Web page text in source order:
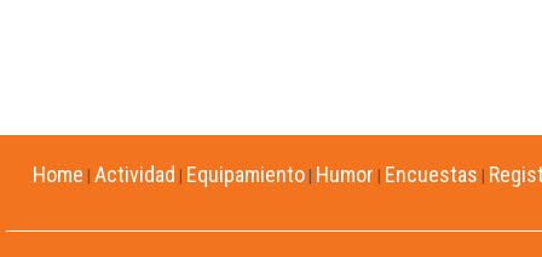
Home Actividad Equipamiento Humor Encuestas